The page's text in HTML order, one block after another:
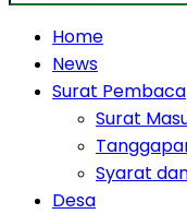
Home
News
Surat Pembaca
Surat
Syarat
Desa